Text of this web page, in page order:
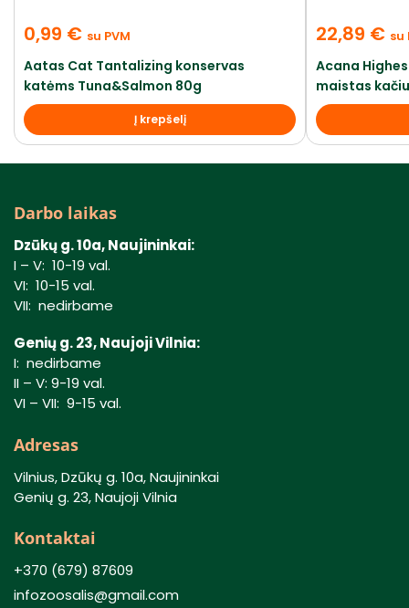
0,99 € su PVM
Aatas Cat Tantalizing konservas
katėms Tuna&Salmon 80g
Į krepšelį
22,89 € su
Acana
maistas
Darbo laikas
Dzūkų g. 10a, Naujininkai:
I – V: 10-19 val.
VI: 10-15 val.
VII: nedirbame
Genių g. 23, Naujoji Vilnia:
I: nedirbame
II – V: 9-19 val.
VI – VII: 9-15 val.
Adresas
Vilnius, Dzūkų g. 10a, Naujininkai
Genių g. 23, Naujoji Vilnia
Kontaktai
+370 (679) 87609
infozoosalis@gmail.com